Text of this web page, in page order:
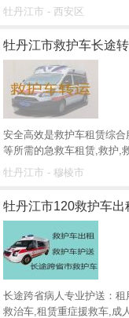
牡丹江市 - 西安区
牡丹江市救护车长途
安全高效是救护车租赁综
等所需的急救车租赁,救护,
牡丹江市 - 穆棱市
牡丹江市120救护车
长途跨省病人专业护送：
救治车,租赁重症援救车,成